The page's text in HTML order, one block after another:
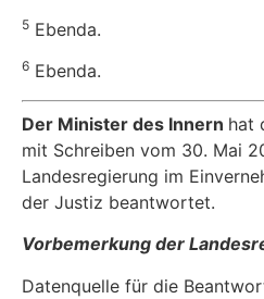
5 Ebenda.
6 Ebenda.
Der Minister des Innern hat
mit Schreiben vom 30. Mai
Landesregierung im
der Justiz beantwortet.
Vorbemerkung der
Datenquelle für die